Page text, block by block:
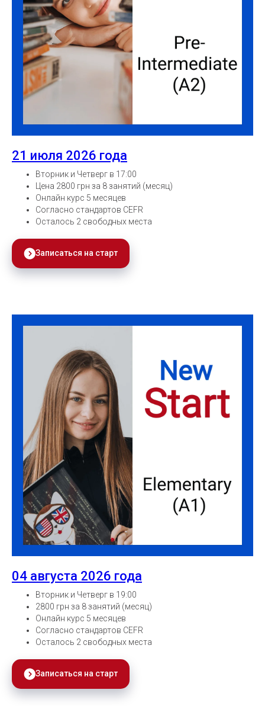
21 июля 2026 года
Вторник и Четверг в 17:00
Цена 2800 грн за 8 занятий (месяц)
Онлайн курс 5 месяцев
Согласно стандартов CEFR
Осталось 2 свободных места
Записаться на старт
04 августа 2026 года
Вторник и Четверг в 19:00
2800 грн за 8 занятий (месяц)
Онлайн курс 5 месяцев
Согласно стандартов CEFR
Осталось 2 свободных места
Записаться на старт